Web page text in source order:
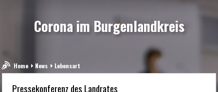
Corona im Burgenlandkreis
Home News Lebensart
Pressekonferenz des Landrates